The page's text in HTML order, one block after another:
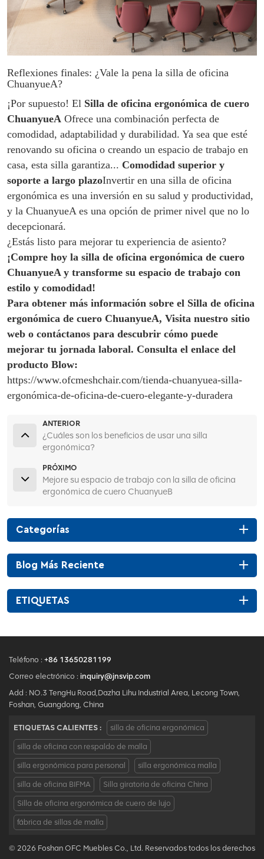
Reflexiones finales: ¿Vale la pena la silla de oficina
ChuanyueA?
¡Por supuesto! El Silla de oficina ergonómica de cuero
ChuanyueA Ofrece una combinación perfecta de
comodidad, adaptabilidad y durabilidad. Ya sea que esté
renovando su oficina o creando un espacio de trabajo en
casa, esta silla garantiza... Comodidad superior y
soporte a largo plazoInvertir en una silla de oficina
ergonómica es una inversión en su salud y productividad,
y la ChuanyueA es una opción de primer nivel que no lo
decepcionará.
¿Estás listo para mejorar tu experiencia de asiento?
¡Compre hoy la silla de oficina ergonómica de cuero
ChuanyueA y transforme su espacio de trabajo con
estilo y comodidad!
Para obtener más información sobre el Silla de oficina
ergonómica de cuero ChuanyueA, Visita nuestro sitio
web o contáctanos para descubrir cómo puede
mejorar tu jornada laboral. Consulta el enlace del
producto Blow:
https://www.ofcmeshchair.com/tienda-chuanyuea-silla-
ergonómica-de-oficina-de-cuero-elegante-y-duradera
ANTERIOR
¿Cuáles son los beneficios de usar una silla
ergonómica?
PRÓXIMO
Mejore su espacio de trabajo con la silla de oficina
ergonómica de cuero ChuanyueB
Categorías
Blog Más Reciente
ETIQUETAS
Teléfono : +86 13650281199
Correo electrónico : inquiry@jnsvip.com
Add : NO.3 TengHu Road,Dazha Lihu Industrial Area, Lecong Town,
Foshan, Guangdong, China
ETIQUETAS CALIENTES : silla de oficina ergonómica
silla de oficina con respaldo de malla
silla ergonómica para personal silla ergonómica malla
silla de oficina BIFMA Silla giratoria de oficina China
Silla de oficina ergonómica de cuero de lujo
fábrica de sillas de malla
© 2026 Foshan OFC Muebles Co., Ltd. Reservados todos los derechos